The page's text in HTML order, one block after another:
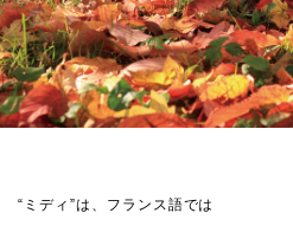
“ミディ”は、フランス語では